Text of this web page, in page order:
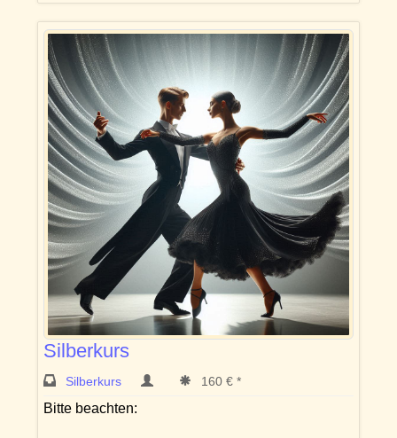
Silberkurs
Silberkurs 160 € *
Bitte beachten: